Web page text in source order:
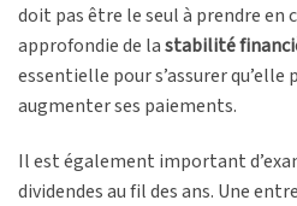
doit pas être le seul à prendre en
approfondie de lastabilité
essentielle pour s’assurer
augmenter ses paiements.
Il est également important
dividendes au fil des ans. Une